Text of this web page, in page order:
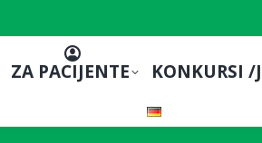
ZA PACIJENTE KONKURSI /